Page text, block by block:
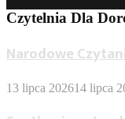
Czytelnia Dla
Narodowe
13 lipca 202614 lipca